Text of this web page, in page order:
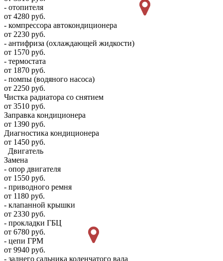
- отопителя
от 4280 руб.
- компрессора автокондиционера
от 2230 руб.
- антифриза (охлаждающей жидкости)
от 1570 руб.
- термостата
от 1870 руб.
- помпы (водяного насоса)
от 2250 руб.
Чистка радиатора со снятием
от 3510 руб.
Заправка кондиционера
от 1390 руб.
Диагностика кондиционера
от 1450 руб.
Двигатель
Замена
- опор двигателя
от 1550 руб.
- приводного ремня
от 1180 руб.
- клапанной крышки
от 2330 руб.
- прокладки ГБЦ
от 6780 руб.
- цепи ГРМ
от 9940 руб.
- заднего сальника коленчатого вала